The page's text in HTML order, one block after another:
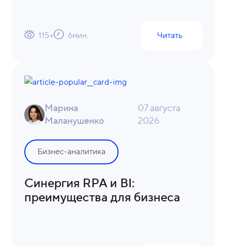
115+ 6мин. Читать
Марина
Маланушенко
07 августа
2026
Бизнес-аналитика
Синергия RPA и BI:
преимущества для бизнеса